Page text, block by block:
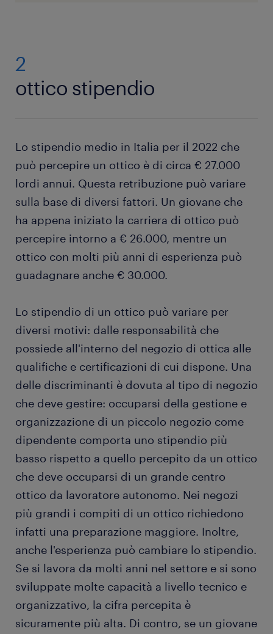
2
ottico stipendio
Lo stipendio medio in Italia per il 2022 che
può percepire un ottico è di circa € 27.000
lordi annui. Questa retribuzione può variare
sulla base di diversi fattori. Un giovane che
ha appena iniziato la carriera di ottico può
percepire intorno a € 26.000, mentre un
ottico con molti più anni di esperienza può
guadagnare anche € 30.000.
Lo stipendio di un ottico può variare per
diversi motivi: dalle responsabilità che
possiede all'interno del negozio di ottica alle
qualifiche e certificazioni di cui dispone. Una
delle discriminanti è dovuta al tipo di negozio
che deve gestire: occuparsi della gestione e
organizzazione di un piccolo negozio come
dipendente comporta uno stipendio più
basso rispetto a quello percepito da un ottico
che deve occuparsi di un grande centro
ottico da lavoratore autonomo. Nei negozi
più grandi i compiti di un ottico richiedono
infatti una preparazione maggiore. Inoltre,
anche l'esperienza può cambiare lo stipendio.
Se si lavora da molti anni nel settore e si sono
sviluppate molte capacità a livello tecnico e
organizzativo, la cifra percepita è
sicuramente più alta. Di contro, se un giovane